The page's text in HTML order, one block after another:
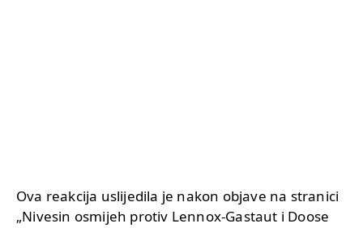
Ova reakcija uslijedila je nakon objave na stranici
„Nivesin osmijeh protiv Lennox-Gastaut i Doose